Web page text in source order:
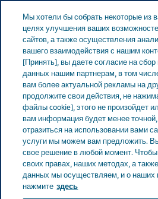
ЭСТОНИЯ
Estonia Продукты Каталог
ratiopharm (Dexpanthenolum) Вундбальзам
Panthenol-
Вундбальзам
крем
Мы хотели бы собрать некоторые из
целях улучшения ваших
сайтов, а также осуществления
вашего взаимодействия с нашим
[Принять], вы даете согласие на сбор
данных нашим партнерам, в том
вам более актуальной рекламы на
продолжите свои действия, не
файлы cookie], этого не произойдет
вам информация будет менее
отразиться на использовании вами
услуги мы можем вам предложить.
свое решение в любой момент.
своих правах, наших методах, а
данных мы осуществляем, и о наших
нажмите здесь